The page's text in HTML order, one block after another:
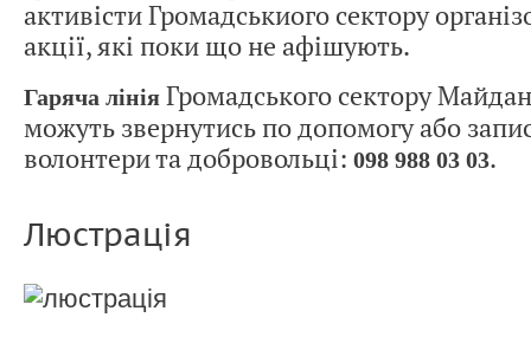
активісти Громадськиого сектору
акції, які поки що не афішують.
Гаряча лінія Громадського сектору
можуть звернутись по допомогу або
волонтери та добровольці: 098 988 03 03.
Люстрація